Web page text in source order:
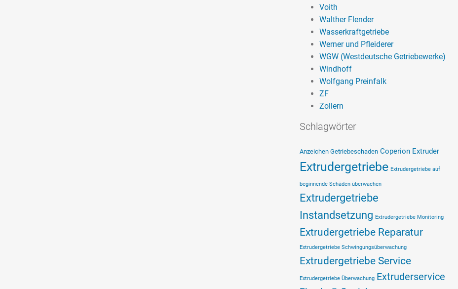
Voith
Walther Flender
Wasserkraftgetriebe
Werner und Pfleiderer
WGW (Westdeutsche Getriebewerke)
Windhoff
Wolfgang Preinfalk
ZF
Zollern
Schlagwörter
Anzeichen Getriebeschaden Coperion Extruder
Extrudergetriebe Extrudergetriebe auf
beginnende Schäden überwachen
Extrudergetriebe
Instandsetzung Extrudergetriebe Monitoring
Extrudergetriebe Reparatur
Extrudergetriebe Schwingungsüberwachung
Extrudergetriebe Service
Extrudergetriebe Überwachung Extruderservice